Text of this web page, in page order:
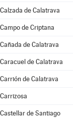
Calzada de Calatrava
Campo de Criptana
Cañada de Calatrava
Caracuel de Calatrava
Carrión de Calatrava
Carrizosa
Castellar de Santiago